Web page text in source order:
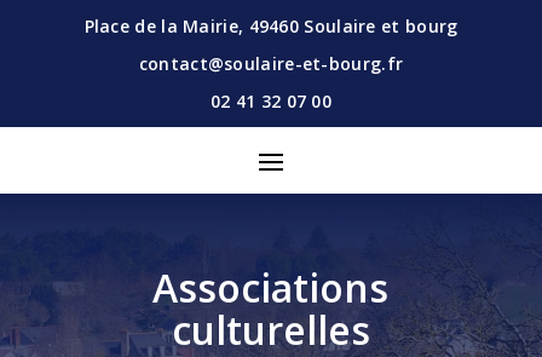
Place de la Mairie, 49460 Soulaire et bourg
contact@soulaire-et-bourg.fr
02 41 32 07 00
Associations
culturelles